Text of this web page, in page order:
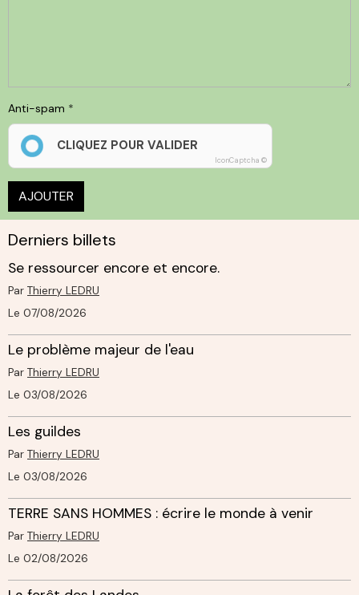
Anti-spam
CLIQUEZ POUR VALIDER
IconCaptcha ©
AJOUTER
Derniers billets
Se ressourcer encore et encore.
Par Thierry LEDRU
Le 07/08/2026
Le problème majeur de l'eau
Par Thierry LEDRU
Le 03/08/2026
Les guildes
Par Thierry LEDRU
Le 03/08/2026
TERRE SANS HOMMES : écrire le monde à venir
Par Thierry LEDRU
Le 02/08/2026